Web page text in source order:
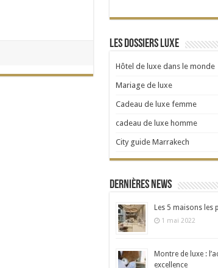
Les dossiers Luxe
Hôtel de luxe dans le monde
Mariage de luxe
Cadeau de luxe femme
cadeau de luxe homme
City guide Marrakech
Dernières news
Les 5 maisons les
1 mai 2022
Montre de luxe :
excellence